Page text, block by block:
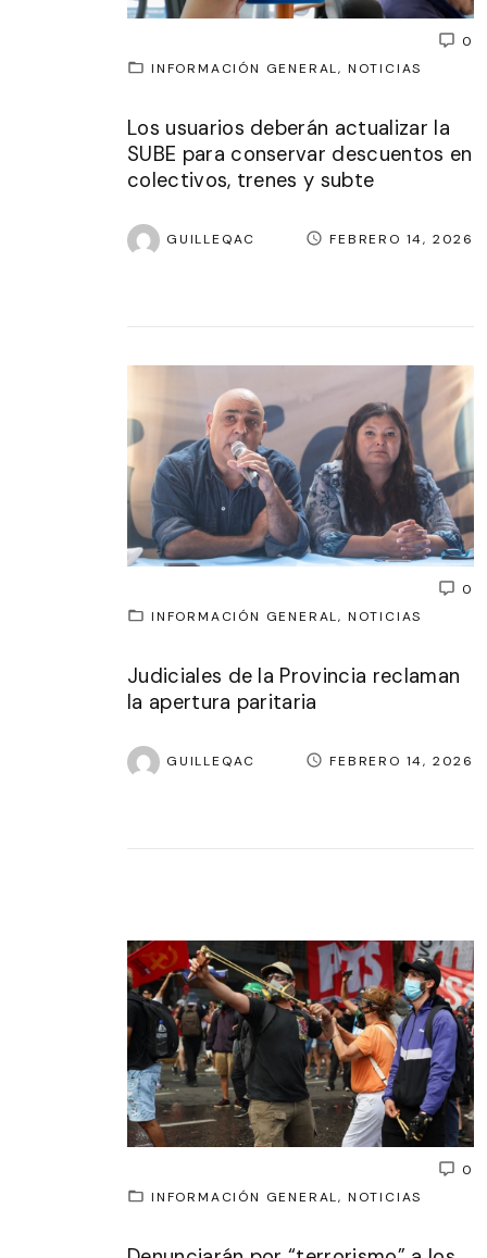
0
INFORMACIÓN GENERAL NOTICIAS
Los usuarios deberán actualizar la
SUBE para conservar descuentos en
colectivos, trenes y subte
GUILLEQAC FEBRERO 14, 2026
0
INFORMACIÓN GENERAL NOTICIAS
Judiciales de la Provincia reclaman
la apertura paritaria
GUILLEQAC FEBRERO 14, 2026
0
INFORMACIÓN GENERAL NOTICIAS